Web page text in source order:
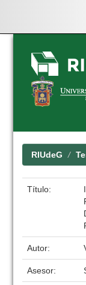
Skip
navigation
RIUdeG
Título:
Autor:
Asesor: